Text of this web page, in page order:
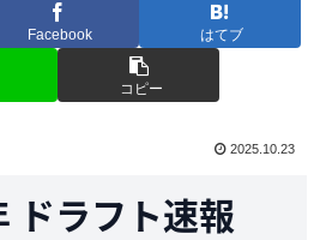
Facebook はてブ
コピー
2025.10.23
ドラフト速報